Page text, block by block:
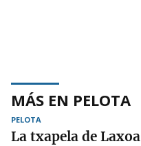
MÁS EN PELOTA
PELOTA
La txapela de